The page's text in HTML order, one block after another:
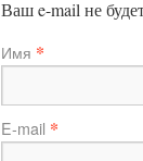
Ваш e-mail не
Имя *
E-mail *